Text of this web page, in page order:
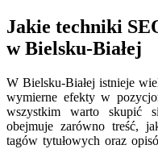
Jakie techniki
w Bielsku-Białej
W Bielsku-Białej istnieje
wymierne efekty w
wszystkim warto skupić
obejmuje zarówno treść,
tagów tytułowych oraz